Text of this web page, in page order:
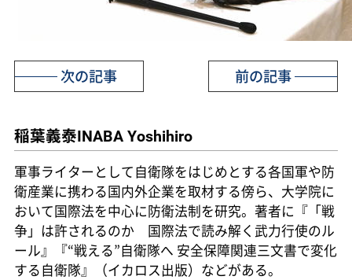
前の記事
次の記事
稲葉義泰INABA Yoshihiro
軍事ライターとして自衛隊をはじめとする各国軍や防
衛産業に携わる国内外企業を取材する傍ら、大学院に
おいて国際法を中心に防衛法制を研究。著者に『「戦
争」は許されるのか 国際法で読み解く武力行使のル
ール』『“戦える”自衛隊へ 安全保障関連三文書で変化
する自衛隊』（イカロス出版）などがある。